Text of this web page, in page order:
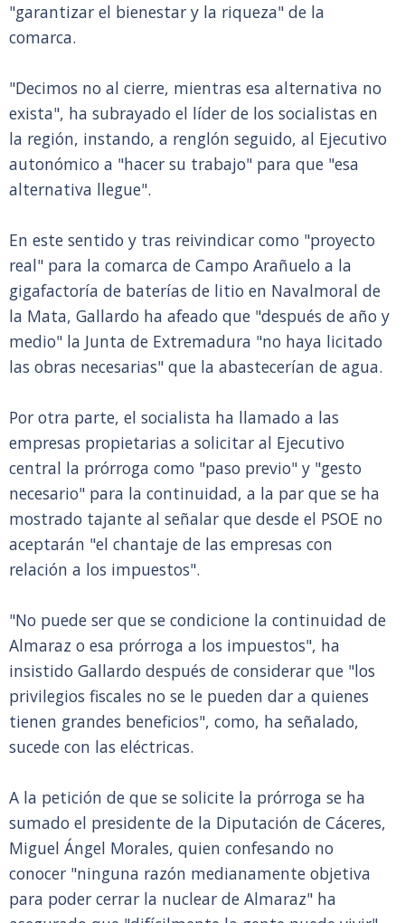
"garantizar el bienestar y la riqueza" de la
comarca.
"Decimos no al cierre, mientras esa alternativa no
exista", ha subrayado el líder de los socialistas en
la región, instando, a renglón seguido, al Ejecutivo
autonómico a "hacer su trabajo" para que "esa
alternativa llegue".
En este sentido y tras reivindicar como "proyecto
real" para la comarca de Campo Arañuelo a la
gigafactoría de baterías de litio en Navalmoral de
la Mata, Gallardo ha afeado que "después de año y
medio" la Junta de Extremadura "no haya licitado
las obras necesarias" que la abastecerían de agua.
Por otra parte, el socialista ha llamado a las
empresas propietarias a solicitar al Ejecutivo
central la prórroga como "paso previo" y "gesto
necesario" para la continuidad, a la par que se ha
mostrado tajante al señalar que desde el PSOE no
aceptarán "el chantaje de las empresas con
relación a los impuestos".
"No puede ser que se condicione la continuidad de
Almaraz o esa prórroga a los impuestos", ha
insistido Gallardo después de considerar que "los
privilegios fiscales no se le pueden dar a quienes
tienen grandes beneficios", como, ha señalado,
sucede con las eléctricas.
A la petición de que se solicite la prórroga se ha
sumado el presidente de la Diputación de Cáceres,
Miguel Ángel Morales, quien confesando no
conocer "ninguna razón medianamente objetiva
para poder cerrar la nuclear de Almaraz" ha